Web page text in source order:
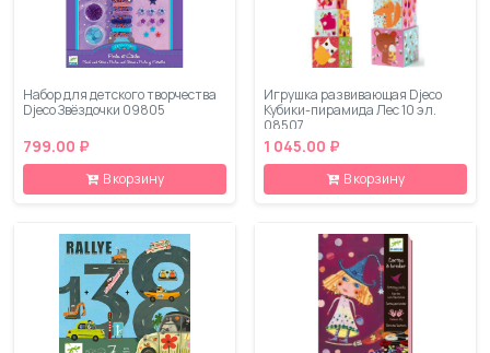
Набор для детского творчества
Djeco Звёздочки 09805
799.00 ₽
В корзину
Игрушка развивающая Djeco
Кубики-пирамида Лес 10 эл.
08507
1 045.00 ₽
В корзину